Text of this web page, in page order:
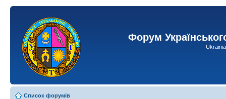
Форум
Список форумів